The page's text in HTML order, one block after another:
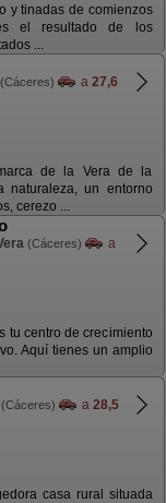
y tinadas de comienzos
el resultado de los
...
(Cáceres) a 27,6
de la Vera de la
naturaleza, un entorno
cerezo ...
(Cáceres)
a
tu centro de crecimiento
Aquí tienes un amplio
(Cáceres) a 28,5
casa rural situada